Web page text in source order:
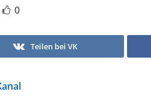
0
Teilen bei VK